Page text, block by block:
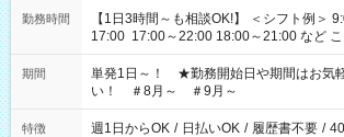
勤務時間
【1日3時間～も相談OK!】 ＜シフト例＞ 9:00～12:00 12:00～
17:00 17:00～22:00 18:00～21:00 など こちら以外の時間帯も
お気軽にご相談ください！
期間
単発1日～！ ★勤務開始日や期間はお気
い！ ＃8月～ ＃9月～
特徴 週1日からOK / 日払いOK / 履歴書不要 /